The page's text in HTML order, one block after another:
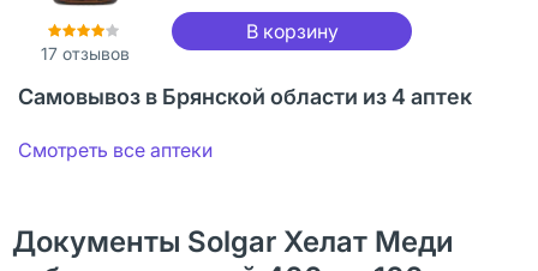
17 отзывов
В корзину
Самовывоз в Брянской области из 4 аптек
Смотреть все аптеки
Документы Solgar Хелат Меди